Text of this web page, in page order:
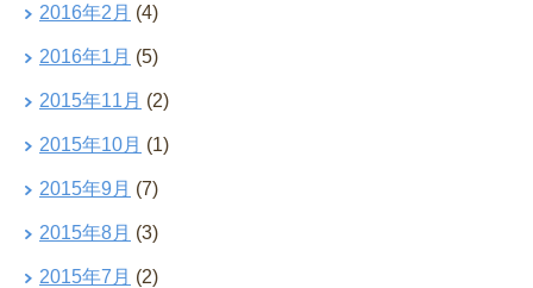
2016年2月 (4)
2016年1月 (5)
2015年11月 (2)
2015年10月 (1)
2015年9月 (7)
2015年8月 (3)
2015年7月 (2)